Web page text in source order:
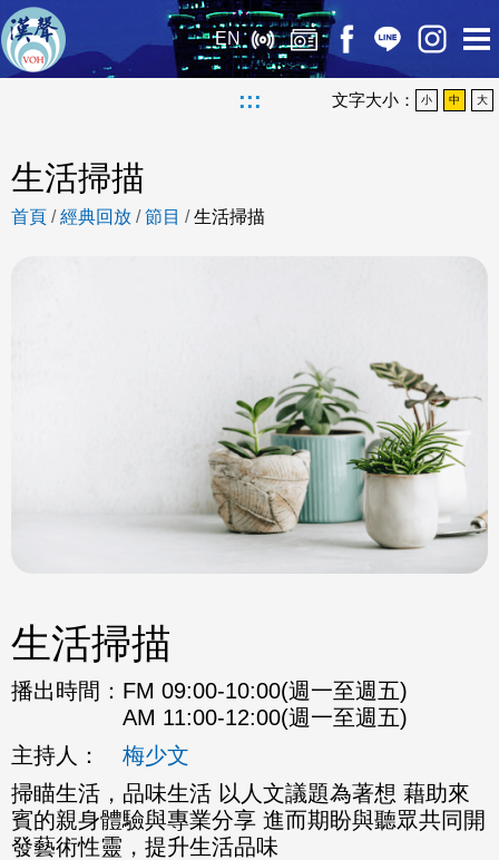
EN
::: 文字大小： 小 中 大
生活掃描
首頁 /經典回放 /節目 /生活掃描
生活掃描
播出時間： FM 09:00-10:00(週一至週五)
AM 11:00-12:00(週一至週五)
主持人：
梅少文
掃瞄生活，品味生活 以人文議題為著想 藉助來
賓的親身體驗與專業分享 進而期盼與聽眾共同開
發藝術性靈，提升生活品味